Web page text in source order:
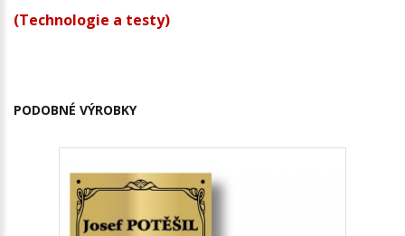
(Technologie a testy)
PODOBNÉ VÝROBKY